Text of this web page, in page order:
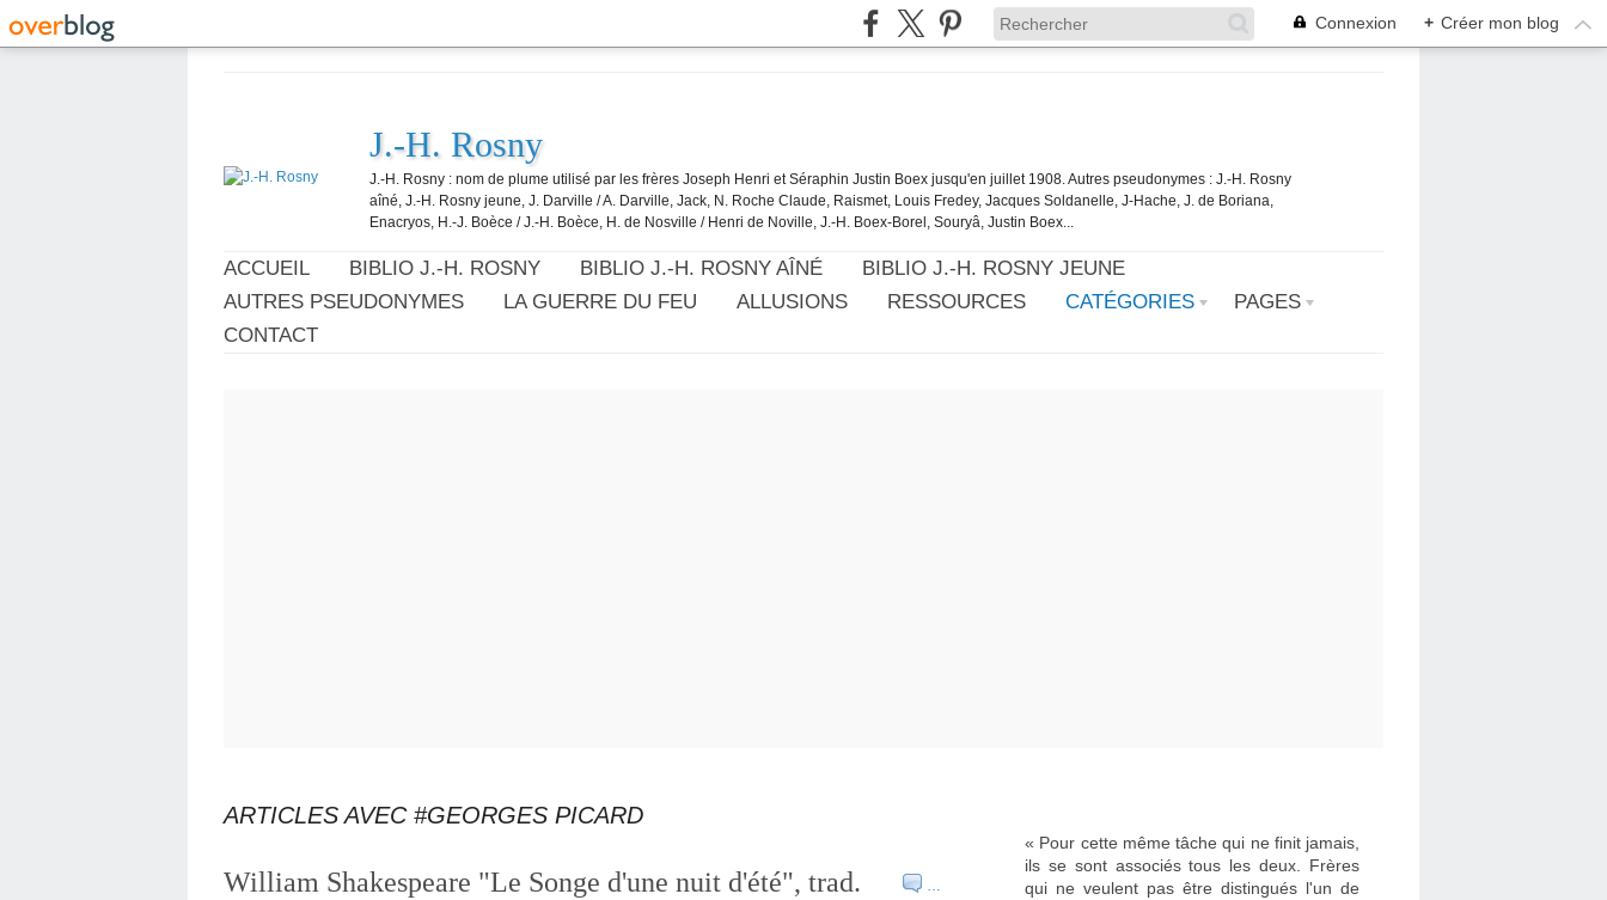
Connexion + Créer mon blog
J.-H. Rosny
J.-H. Rosny : nom de plume utilisé par les frères Joseph Henri et Séraphin Justin Boex jusqu'en juillet 1908. Autres pseudonymes : J.-H. Rosny
aîné, J.-H. Rosny jeune, J. Darville / A. Darville, Jack, N. Roche Claude, Raismet, Louis Fredey, Jacques Soldanelle, J-Hache, J. de Boriana,
Enacryos, H.-J. Boèce / J.-H. Boèce, H. de Nosville / Henri de Noville, J.-H. Boex-Borel, Souryâ, Justin Boex...
ACCUEIL BIBLIO J.-H. ROSNY BIBLIO J.-H. ROSNY AÎNÉ
BIBLIO J.-H. ROSNY JEUNE
AUTRES PSEUDONYMES
LA GUERRE DU FEU ALLUSIONS RESSOURCES CATÉGORIES
PAGES
CONTACT
ARTICLES AVEC #GEORGES PICARD
…
William Shakespeare "Le Songe d'une nuit d'été", trad.
« Pour cette même tâche qui ne finit jamais,
ils se sont associés tous les deux. Frères
qui ne veulent pas être distingués l'un de